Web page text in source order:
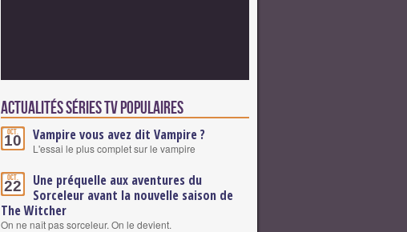
Actualités Séries TV populaires
Oct.
10 Vampire vous avez dit Vampire ?
L'essai le plus complet sur le vampire
Oct.
22
Une préquelle aux aventures du
Sorceleur avant la nouvelle saison de
The Witcher
On ne naît pas sorceleur. On le devient.